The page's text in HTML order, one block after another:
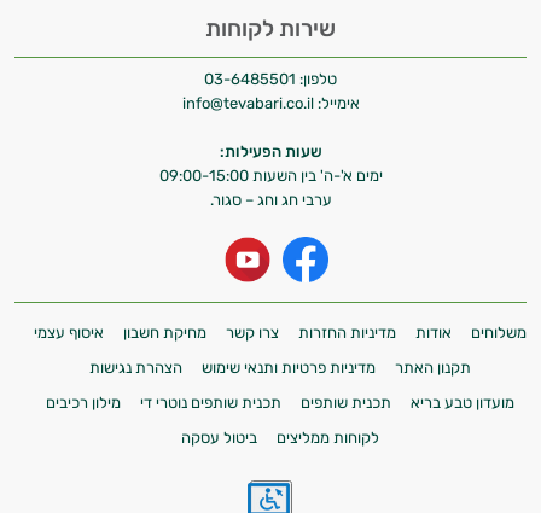
שירות לקוחות
טלפון: 03-6485501
אימייל: info@tevabari.co.il
שעות הפעילות:
ימים א'-ה' בין השעות 09:00-15:00
ערבי חג וחג – סגור.
משלוחים אודות מדיניות החזרות צרו קשר מחיקת חשבון
איסוף עצמי
תקנון האתר
מדיניות פרטיות ותנאי שימוש
הצהרת נגישות
מועדון טבע בריא
תכנית שותפים תכנית שותפים נוטרי די
מילון רכיבים
לקוחות ממליצים
ביטול עסקה